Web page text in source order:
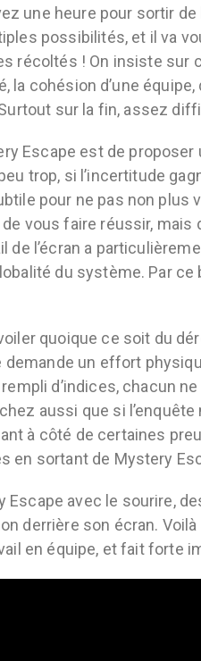
une heure pour sortir
possibilités, et il va
récoltés ! On insiste sur
cohésion d’une
sur la fin, assez
Escape est de
trop, si l’incertitude
pour ne pas non plus
vous faire réussir,
de l’écran a
du système. Par
quoique ce soit du
un effort
d’indices, chacun
aussi que si
à côté de certaines
en sortant de Mystery
Escape avec le sourire,
derrière son écran.
en équipe, et fait forte